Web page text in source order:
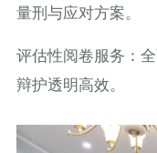
量刑与应对方案。
评估性阅卷服务：
辩护透明高效。